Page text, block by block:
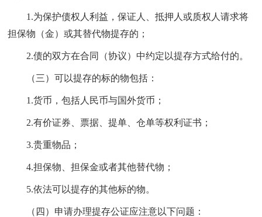
1 .为保护债权人利益，保证人、抵押人或质权人请求将
担保物（金）或其替代物提存的；
2.债的双方在合同（协议）中约定以提存方式给付的。
（三）可以提存的标的物包括：
1.货币，包括人民币与国外货币；
2.有价证券、票据、提单、仓单等权利证书；
3.贵重物品；
4.担保物、担保金或者其他替代物；
5.依法可以提存的其他标的物。
（四）申请办理提存公证应注意以下问题：